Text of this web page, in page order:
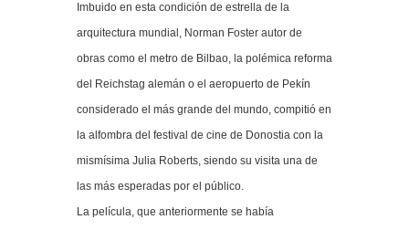
Imbuido en esta condición de estrella de la
arquitectura mundial, Norman Foster autor de
obras como el metro de Bilbao, la polémica reforma
del Reichstag alemán o el aeropuerto de Pekín
considerado el más grande del mundo, compitió en
la alfombra del festival de cine de Donostia con la
mismísima Julia Roberts, siendo su visita una de
las más esperadas por el público.
La película, que anteriormente se había